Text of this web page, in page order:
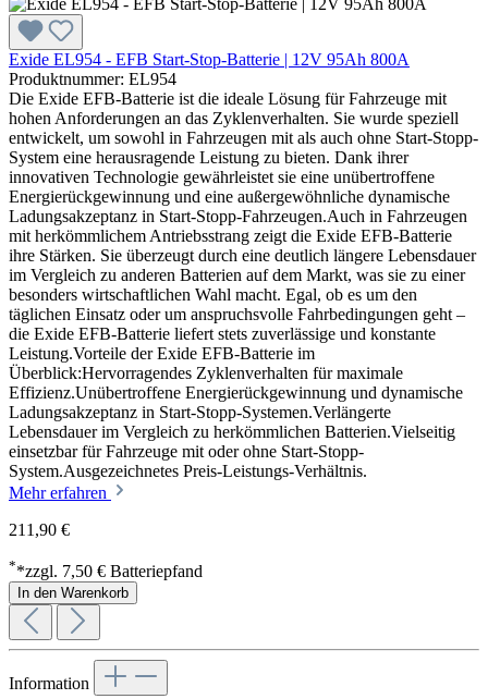
Exide EL954 - EFB Start-Stop-Batterie | 12V 95Ah 800A
Produktnummer: EL954
Die Exide EFB-Batterie ist die ideale Lösung für Fahrzeuge mit
hohen Anforderungen an das Zyklenverhalten. Sie wurde speziell
entwickelt, um sowohl in Fahrzeugen mit als auch ohne Start-Stopp-
System eine herausragende Leistung zu bieten. Dank ihrer
innovativen Technologie gewährleistet sie eine unübertroffene
Energierückgewinnung und eine außergewöhnliche dynamische
Ladungsakzeptanz in Start-Stopp-Fahrzeugen.Auch in Fahrzeugen
mit herkömmlichem Antriebsstrang zeigt die Exide EFB-Batterie
ihre Stärken. Sie überzeugt durch eine deutlich längere Lebensdauer
im Vergleich zu anderen Batterien auf dem Markt, was sie zu einer
besonders wirtschaftlichen Wahl macht. Egal, ob es um den
täglichen Einsatz oder um anspruchsvolle Fahrbedingungen geht –
die Exide EFB-Batterie liefert stets zuverlässige und konstante
Leistung.Vorteile der Exide EFB-Batterie im
Überblick:Hervorragendes Zyklenverhalten für maximale
Effizienz.Unübertroffene Energierückgewinnung und dynamische
Ladungsakzeptanz in Start-Stopp-Systemen.Verlängerte
Lebensdauer im Vergleich zu herkömmlichen Batterien.Vielseitig
einsetzbar für Fahrzeuge mit oder ohne Start-Stopp-
System.Ausgezeichnetes Preis-Leistungs-Verhältnis.
Mehr erfahren
211,90 €
**zzgl. 7,50 € Batteriepfand
In den Warenkorb
Information